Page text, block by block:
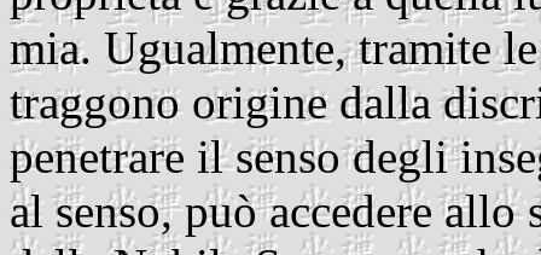
mia. Ugualmente, tramite
traggono origine dalla
penetrare il senso degli
al senso, può accedere